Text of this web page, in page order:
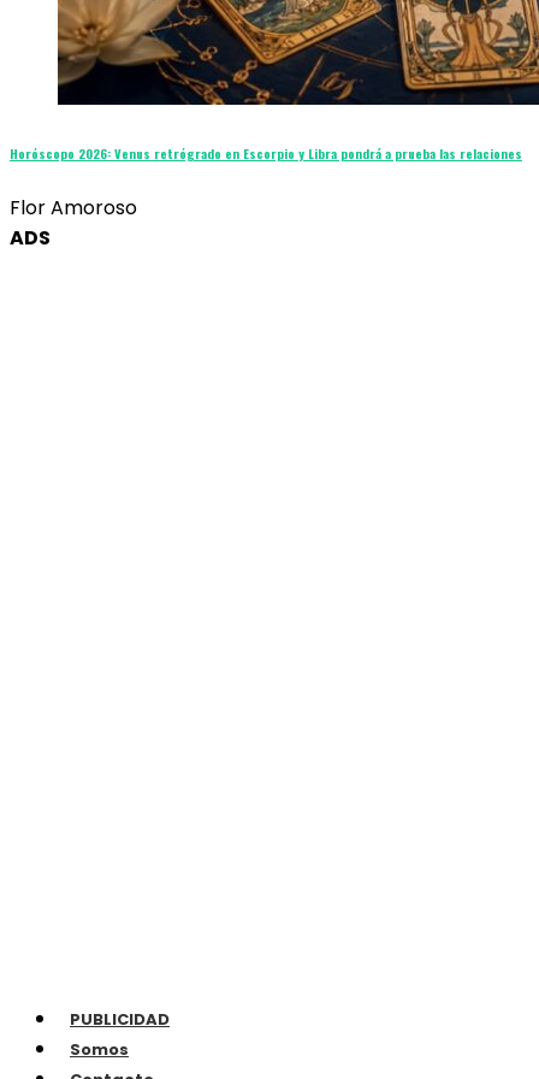
Horóscopo 2026: Venus retrógrado en Escorpio y Libra pondrá a prueba las relaciones
Flor Amoroso
ADS
PUBLICIDAD
Somos